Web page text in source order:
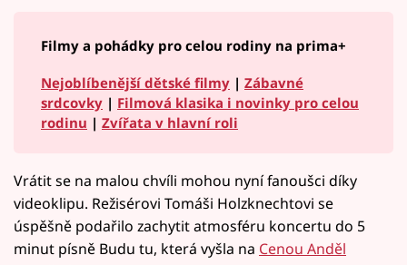
Filmy a pohádky pro celou rodiny na prima+
Nejoblíbenější dětské filmy | Zábavné
srdcovky | Filmová klasika i novinky pro celou
rodinu | Zvířata v hlavní roli
Vrátit se na malou chvíli mohou nyní fanoušci díky
videoklipu. Režisérovi Tomáši Holzknechtovi se
úspěšně podařilo zachytit atmosféru koncertu do 5
minut písně Budu tu, která vyšla na Cenou Anděl